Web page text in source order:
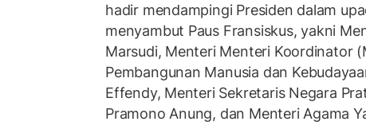
hadir mendampingi Presiden dalam
menyambut Paus Fransiskus, yakni
Marsudi, Menteri Menteri Koordinator
Pembangunan Manusia dan
Effendy, Menteri Sekretaris Negara
Pramono Anung, dan Menteri Agama